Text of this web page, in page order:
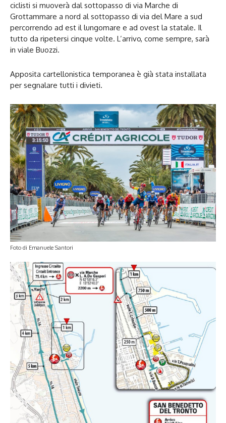
ciclisti si muoverà dal sottopasso di via Marche di
Grottammare a nord al sottopasso di via del Mare a sud
percorrendo ad est il lungomare e ad ovest la statale. Il
tutto da ripetersi cinque volte. L’arrivo, come sempre, sarà
in viale Buozzi.
Apposita cartellonistica temporanea è già stata installata
per segnalare tutti i divieti.
Foto di Emanuele Santori